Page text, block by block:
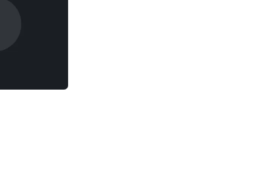
the grace He